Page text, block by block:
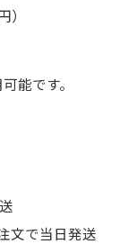
能です。
文で当日発送